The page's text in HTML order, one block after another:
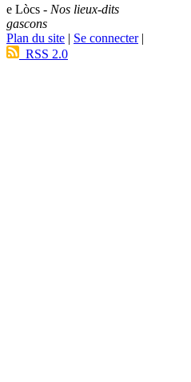
e Lòcs - Nos lieux-dits
gascons
Plan du site | Se connecter|
RSS 2.0